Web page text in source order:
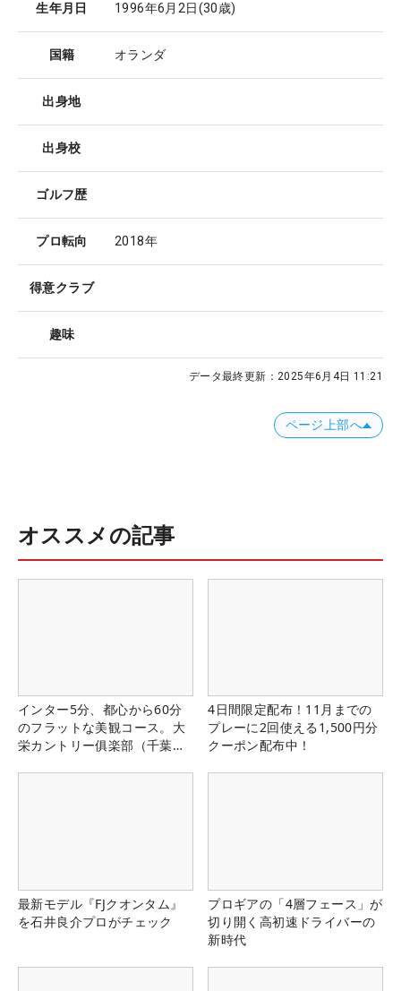
生年月日 1996年6月2日(30歳)
国籍 オランダ
出身地
出身校
ゴルフ歴
プロ転向 2018年
得意クラブ
趣味
データ最終更新： 2025年6月4日 11:21
ページ上部へ
オススメの記事
インター5分、都心から60分
のフラットな美観コース。大
栄カントリー俱楽部（千葉
4日間限定配布！11月までの
プレーに2回使える1,500円分
クーポン配布中！
最新モデル『FJクオンタム』
を石井良介プロがチェック
プロギアの「4層フェース」が
切り開く高初速ドライバーの
新時代